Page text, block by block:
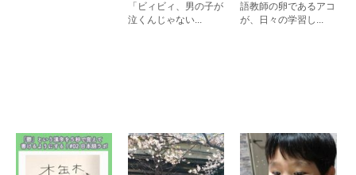
「ビィビィ、男の子が
泣くんじゃない...
語教師の卵であるアコ
が、日々の学習し...